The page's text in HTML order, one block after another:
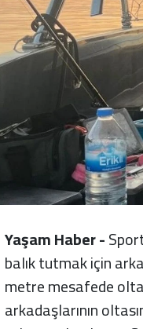
Yaşam Haber -
balık tutmak için
metre mesafede
arkadaşlarının